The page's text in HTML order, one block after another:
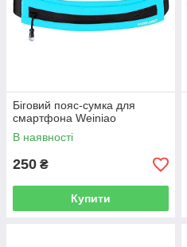
Біговий пояс-сумка для
смартфона Weiniao
В наявності
250 ₴
Купити